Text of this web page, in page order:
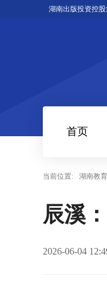
湖南出版投资控
首页
当前位置: 湖南教
辰溪
2026-06-04